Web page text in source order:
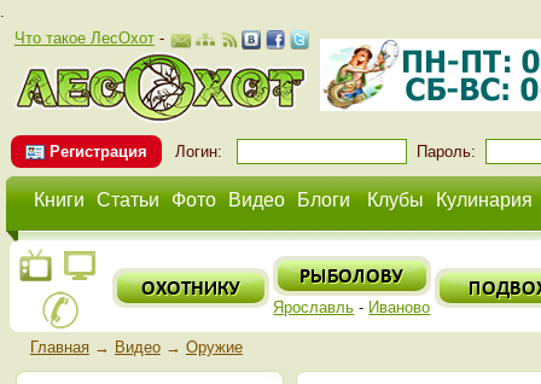
.
Что такое ЛесОхот-
Регистрация Логин: Пароль:
Книги Статьи Фото Видео Блоги Клубы Кулинария
Ярославль - Иваново
Главная→ Видео→ Оружие